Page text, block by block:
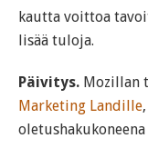
kautta voittoa
lisää tuloja.
Päivitys. Mozillan
Marketing Landille
oletushakukoneena